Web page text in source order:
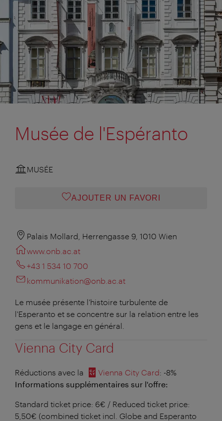
Musée de l'Espéranto
MUSÉE
AJOUTER UN FAVORI
Palais Mollard, Herrengasse 9, 1010 Wien
www.onb.ac.at
+43 1 534 10 700
kommunikation@onb.ac.at
Le musée présente l'histoire turbulente de
l'Esperanto et se concentre sur la relation entre les
gens et le langage en général.
Vienna City Card
Réductions avec la Vienna City Card: -8%
Informations supplémentaires sur l'offre:
Standard ticket price: 6€ / Reduced ticket price:
5,50€ (combined ticket incl. Globe and Esperanto